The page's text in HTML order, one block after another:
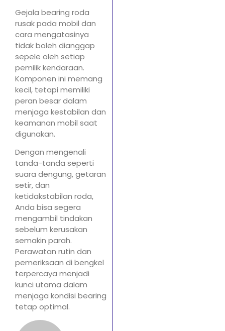
Gejala bearing roda
rusak pada mobil dan
cara mengatasinya
tidak boleh dianggap
sepele oleh setiap
pemilik kendaraan.
Komponen ini memang
kecil, tetapi memiliki
peran besar dalam
menjaga kestabilan dan
keamanan mobil saat
digunakan.
Dengan mengenali
tanda-tanda seperti
suara dengung, getaran
setir, dan
ketidakstabilan roda,
Anda bisa segera
mengambil tindakan
sebelum kerusakan
semakin parah.
Perawatan rutin dan
pemeriksaan di bengkel
terpercaya menjadi
kunci utama dalam
menjaga kondisi bearing
tetap optimal.